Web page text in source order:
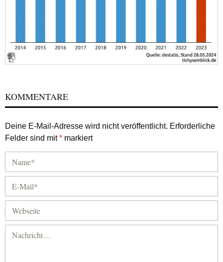
KOMMENTARE
Deine E-Mail-Adresse wird nicht veröffentlicht. Erforderliche
Felder sind mit* markiert